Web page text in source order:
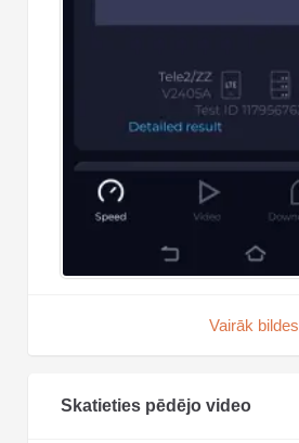
Vairāk bildes
Skatieties pēdējo video